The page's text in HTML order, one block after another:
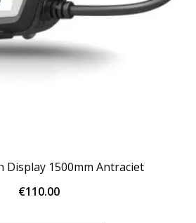
Display 1500mm Antraciet
€110.00